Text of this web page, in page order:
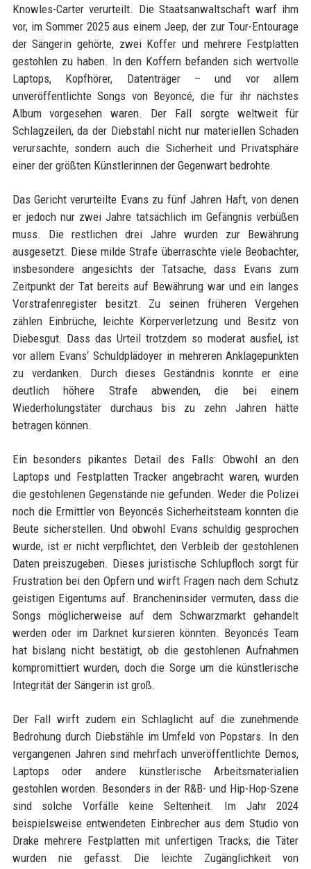
Knowles-Carter verurteilt. Die Staatsanwaltschaft warf ihm
vor, im Sommer 2025 aus einem Jeep, der zur Tour-Entourage
der Sängerin gehörte, zwei Koffer und mehrere Festplatten
gestohlen zu haben. In den Koffern befanden sich wertvolle
Laptops, Kopfhörer, Datenträger – und vor allem
unveröffentlichte Songs von Beyoncé, die für ihr nächstes
Album vorgesehen waren. Der Fall sorgte weltweit für
Schlagzeilen, da der Diebstahl nicht nur materiellen Schaden
verursachte, sondern auch die Sicherheit und Privatsphäre
einer der größten Künstlerinnen der Gegenwart bedrohte.
Das Gericht verurteilte Evans zu fünf Jahren Haft, von denen
er jedoch nur zwei Jahre tatsächlich im Gefängnis verbüßen
muss. Die restlichen drei Jahre wurden zur Bewährung
ausgesetzt. Diese milde Strafe überraschte viele Beobachter,
insbesondere angesichts der Tatsache, dass Evans zum
Zeitpunkt der Tat bereits auf Bewährung war und ein langes
Vorstrafenregister besitzt. Zu seinen früheren Vergehen
zählen Einbrüche, leichte Körperverletzung und Besitz von
Diebesgut. Dass das Urteil trotzdem so moderat ausfiel, ist
vor allem Evans‘ Schuldplädoyer in mehreren Anklagepunkten
zu verdanken. Durch dieses Geständnis konnte er eine
deutlich höhere Strafe abwenden, die bei einem
Wiederholungstäter durchaus bis zu zehn Jahren hätte
betragen können.
Ein besonders pikantes Detail des Falls: Obwohl an den
Laptops und Festplatten Tracker angebracht waren, wurden
die gestohlenen Gegenstände nie gefunden. Weder die Polizei
noch die Ermittler von Beyoncés Sicherheitsteam konnten die
Beute sicherstellen. Und obwohl Evans schuldig gesprochen
wurde, ist er nicht verpflichtet, den Verbleib der gestohlenen
Daten preiszugeben. Dieses juristische Schlupfloch sorgt für
Frustration bei den Opfern und wirft Fragen nach dem Schutz
geistigen Eigentums auf. Brancheninsider vermuten, dass die
Songs möglicherweise auf dem Schwarzmarkt gehandelt
werden oder im Darknet kursieren könnten. Beyoncés Team
hat bislang nicht bestätigt, ob die gestohlenen Aufnahmen
kompromittiert wurden, doch die Sorge um die künstlerische
Integrität der Sängerin ist groß.
Der Fall wirft zudem ein Schlaglicht auf die zunehmende
Bedrohung durch Diebstähle im Umfeld von Popstars. In den
vergangenen Jahren sind mehrfach unveröffentlichte Demos,
Laptops oder andere künstlerische Arbeitsmaterialien
gestohlen worden. Besonders in der R&B- und Hip-Hop-Szene
sind solche Vorfälle keine Seltenheit. Im Jahr 2024
beispielsweise entwendeten Einbrecher aus dem Studio von
Drake mehrere Festplatten mit unfertigen Tracks; die Täter
wurden nie gefasst. Die leichte Zugänglichkeit von